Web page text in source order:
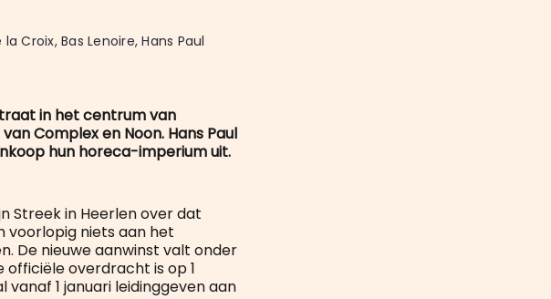
Croix, Bas Lenoire, Hans Paul
in het centrum van
Complex en Noon. Hans Paul
hun horeca-imperium uit.
Streek in Heerlen over dat
voorlopig niets aan het
De nieuwe aanwinst valt onder
officiële overdracht is op 1
1 januari leidinggeven aan